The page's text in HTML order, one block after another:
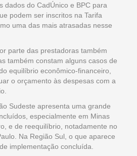
dados do CadÚnico e BPC para
podem ser inscritos na Tarifa
uma das mais atrasadas nesse
parte das prestadoras também
também constam alguns casos de
equilíbrio econômico-financeiro,
o orçamento às despesas com a
Sudeste apresenta uma grande
especialmente em Minas
e de reequilíbrio, notadamente no
Na Região Sul, o que aparece
implementação concluída.